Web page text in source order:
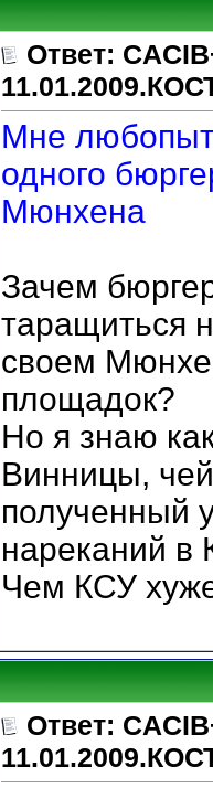
Ответ:
Мне
одного
Мюнхена
Зачем
таращиться
своем
площадок?
Но я знаю
Винницы,
полученный
нареканий в
Чем КСУ
Ответ: